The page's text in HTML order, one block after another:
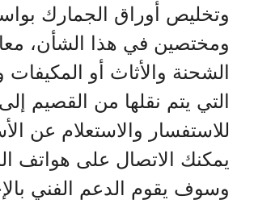
وتخليص أوراق الجمارك
ومختصين في هذا الشأن،
الشحنة والأثاث أو المكيفات
التي يتم نقلها من القصيم إلى
للاستفسار والاستعلام عن
يمكنك الاتصال على هواتف
وسوف يقوم الدعم الفني